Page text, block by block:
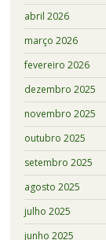
abril 2026
março 2026
fevereiro 2026
dezembro 2025
novembro 2025
outubro 2025
setembro 2025
agosto 2025
julho 2025
junho 2025